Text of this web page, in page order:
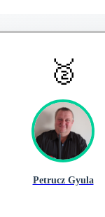
🥈
Petrucz Gyula